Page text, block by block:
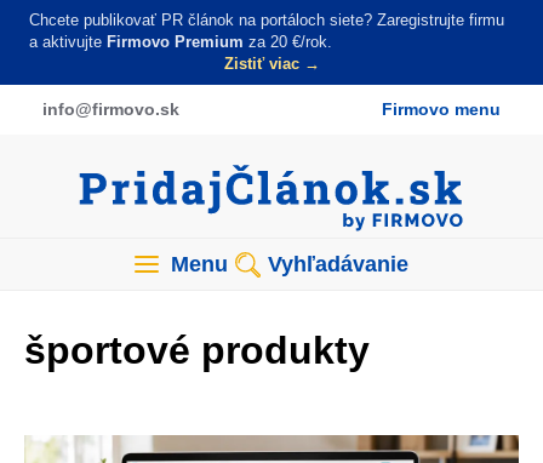
Skočiť
obsah
Chcete publikovať PR článok na portáloch siete? Zaregistrujte firmu
a aktivujte Firmovo Premium za 20 €/rok.
Zistiť viac →
info@firmovo.sk Firmovo menu
Menu Vyhľadávanie
športové produkty